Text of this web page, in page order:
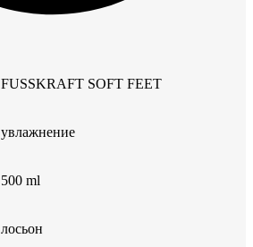
FUSSKRAFT SOFT FEET
увлажнение
500 ml
лосьон